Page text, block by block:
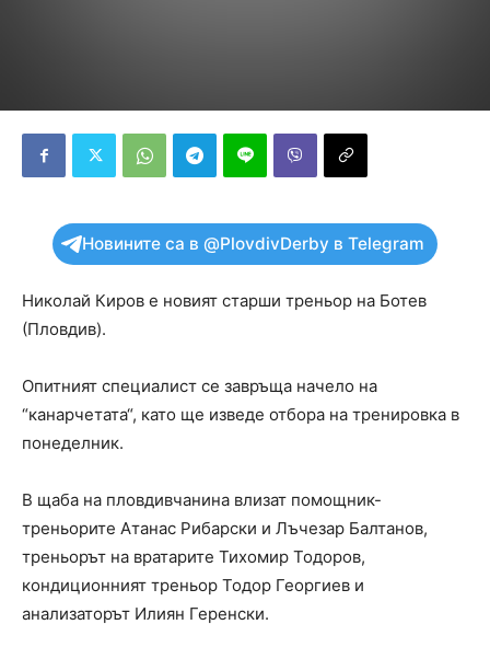
Новините са в @PlovdivDerby в Telegram
Николай Киров е новият старши треньор на Ботев
(Пловдив).
Опитният специалист се завръща начело на
“канарчетата“, като ще изведе отбора на тренировка в
понеделник.
В щаба на пловдивчанина влизат помощник-
треньорите Атанас Рибарски и Лъчезар Балтанов,
треньорът на вратарите Тихомир Тодоров,
кондиционният треньор Тодор Георгиев и
анализаторът Илиян Геренски.